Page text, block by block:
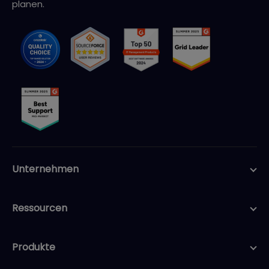
planen.
Unternehmen
Ressourcen
Produkte